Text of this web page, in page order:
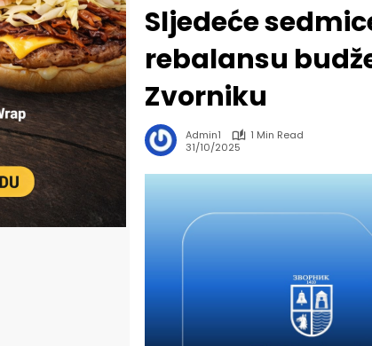
Sljedeće
rebalansu
Zvorniku
Admin1
1 Min Read
31/10/2025